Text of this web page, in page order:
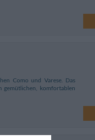
Como und Varese. Das
gemütlichen, komfortablen